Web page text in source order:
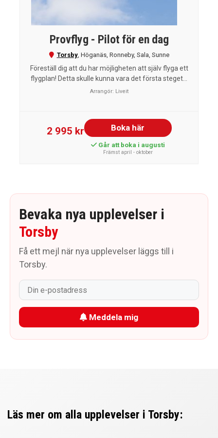
Provflyg - Pilot för en dag
Torsby, Höganäs, Ronneby, Sala, Sunne
Föreställ dig att du har möjligheten att själv flyga ett
flygplan! Detta skulle kunna vara det första steget...
Arrangör: Liveit
2 995 kr Boka här
Går att boka i augusti
Främst april - oktober
Bevaka nya upplevelser i
Torsby
Få ett mejl när nya upplevelser läggs till i
Torsby.
Meddela mig
Läs mer om alla upplevelser i Torsby: